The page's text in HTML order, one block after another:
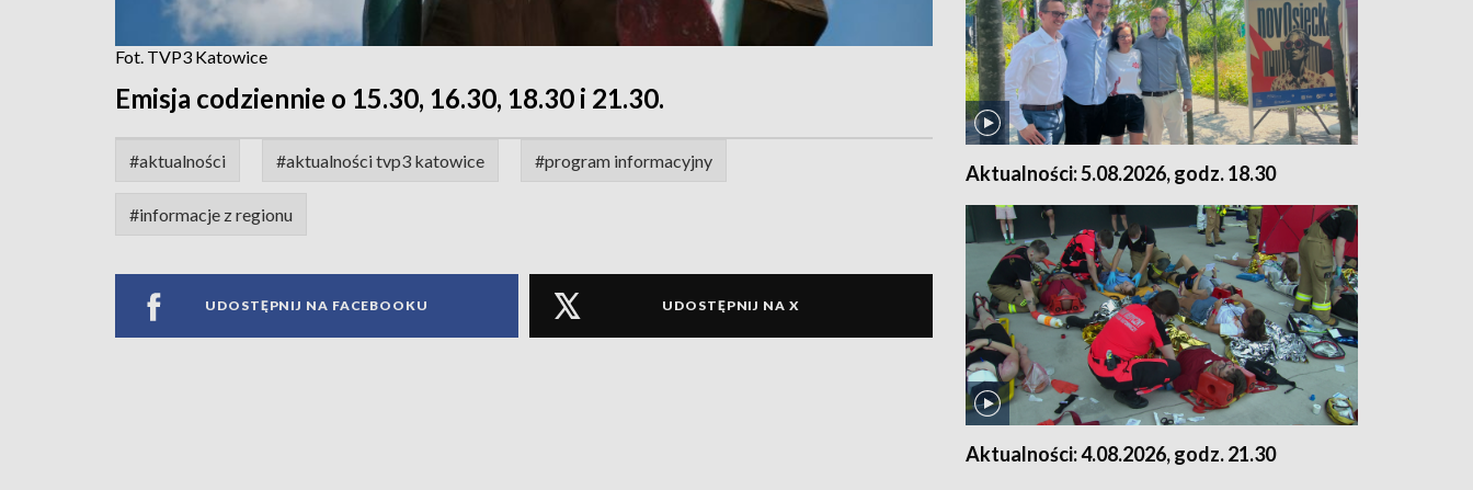
Fot. TVP3 Katowice
Emisja codziennie o 15.30, 16.30, 18.30 i 21.30.
#aktualności #aktualności tvp3 katowice #program informacyjny
#informacje z regionu
UDOSTĘPNIJ NA FACEBOOKU UDOSTĘPNIJ NA X
Aktualności: 5.08.2026, godz. 18.30
Aktualności: 4.08.2026, godz. 21.30